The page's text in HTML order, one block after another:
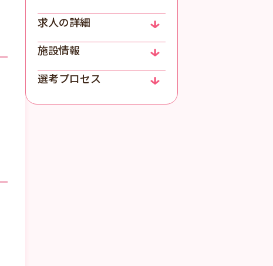
求人の詳細
施設情報
選考プロセス